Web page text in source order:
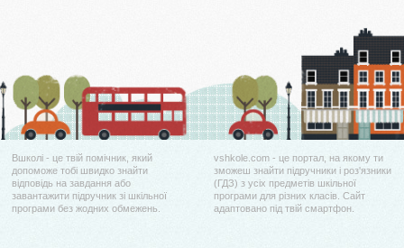
Вшколі - це твій помічник, який
допоможе тобі швидко знайти
відповідь на завдання або
завантажити підручник зі шкільної
програми без жодних обмежень.
vshkole.com - це портал, на якому ти
зможеш знайти підручники і роз'язники
(ГДЗ) з усіх предметів шкільної
програми для різних класів. Сайт
адаптовано під твій смартфон.